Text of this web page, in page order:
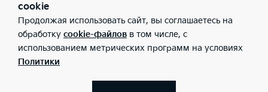
© 2026 Юридические лица ЗАО «ЕвроСтрой» (Фактический
адрес: г. Орск, ул. Жуковского, д. 15; Телефон: +7 (3537) 37-51-61;
ИНН: 5614012335; ОГРН: 1025601931750), ООО «Киа Россия и
СНГ» (Фактический адрес: г.Москва, Валовая 26; Телефон: 8 800
301 08 80; ИНН: 7728674093; ОГРН: 5087746291760) ведут
cookie
Продолжая использовать сайт, вы соглашаетесь на
обработку cookie-файлов в том числе, с
использованием метрических программ на условиях
Политики